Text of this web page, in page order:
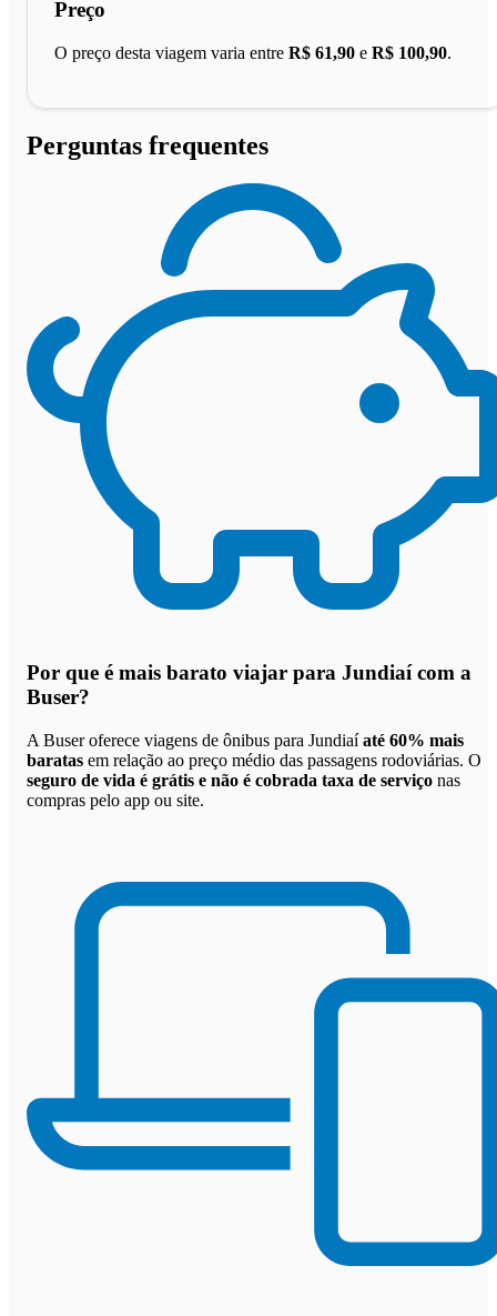
Preço
O preço desta viagem varia entre R$ 61,90 e R$ 100,90.
Perguntas frequentes
Por que é mais barato viajar para Jundiaí com a
Buser?
A Buser oferece viagens de ônibus para Jundiaíaté 60% mais
baratas em relação ao preço médio das passagens rodoviárias. O
seguro de vida é grátis e não é cobrada taxa de serviço nas
compras pelo app ou site.